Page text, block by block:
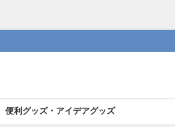
便利グッズ・アイデアグッズ